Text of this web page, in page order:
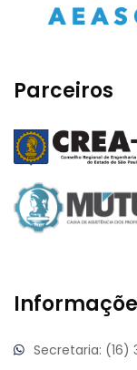
Parceiros
Secretaria: (16)